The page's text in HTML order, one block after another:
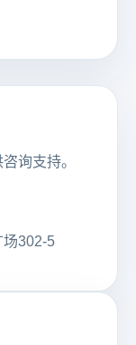
询支持。
场302-5